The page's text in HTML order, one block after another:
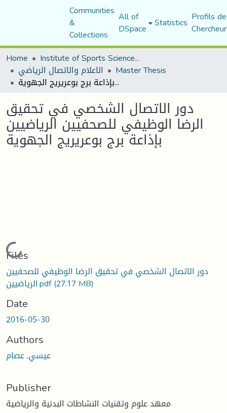
Communities
&
Collections
All of
DSpace Statistics Profils
Home
Institute of Sports Sciences and Techniques
الاعلام والاتصال الرياضي Master Thesis
دور الاتصال الشخصي في تحقيق الرضا الوظيفي للصحفيين الرياضيين بإذاعة برج بوعريريج الجهوية
دور الاتصال الشخصي في تحقيق
الرضا الوظيفي للصحفيين الرياضيين
بإذاعة برج بوعريريج الجهوية
Files
دور الاتصال الشخصي في تحقيق الرضا الوظيفي للصحفيين
الرياضيين.pdf(27.17 MB)
Date
2016-05-30
Authors
عيسي, عصام
Publisher
معهد علوم وتقنيات النشاطات البدنية والرياضية